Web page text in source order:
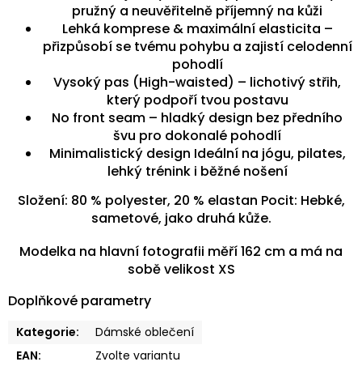
pružný a neuvěřitelně příjemný na kůži
Lehká komprese & maximální elasticita –
přizpůsobí se tvému pohybu a zajistí celodenní
pohodlí
Vysoký pas (High-waisted) – lichotivý střih,
který podpoří tvou postavu
No front seam – hladký design bez předního
švu pro dokonalé pohodlí
Minimalistický design Ideální na jógu, pilates,
lehký trénink i běžné nošení
Složení: 80 % polyester, 20 % elastan Pocit: Hebké,
sametové, jako druhá kůže.
Modelka na hlavní fotografii měří 162 cm a má na
sobě velikost XS
Doplňkové parametry
Kategorie:
Dámské oblečení
EAN:
Zvolte variantu